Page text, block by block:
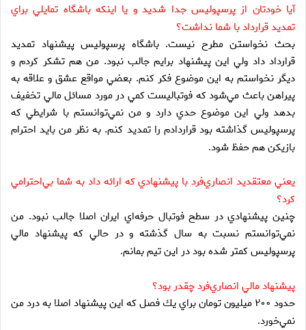
آيا خودتان از پرسپوليس جدا شديد و يا اينكه باشگاه تمايلي براي
تمديد قرارداد با شما نداشت؟
بحث نخواستن مطرح نيست. باشگاه پرسپوليس پيشنهاد تمديد
قرارداد داد ولي اين پيشنهاد برايم جالب نبود. من هم تشكر كردم و
ديگر نخواستم به اين موضوع فكر كنم. بعضي مواقع عشق و علاقه به
پيراهن باعث مي‌شود كه فوتباليست كمي در مورد مسائل مالي تخفيف
بدهد ولي اين موضوع حدي دارد و من نمي‌توانستم با شرايطي كه
پرسپوليس گذاشته بود قراردادم را تمديد كنم. به نظر من بايد احترام
بازيكن هم حفظ شود.
يعني معتقديد انصاري‌فرد با پيشنهادي كه ارائه داد به شما بي‌احترامي
كرد؟
چنين پيشنهادي در سطح فوتبال حرفه‌اي ايران اصلا جالب نبود. من
نمي‌توانستم نسبت به سال گذشته و در حالي كه پيشنهاد مالي
پرسپوليس كمتر شده بود در اين تيم بمانم.
پيشنهاد مالي انصاري‌فرد چقدر بود؟
حدود ۲۰۰ ميليون تومان براي يك فصل كه اين پيشنهاد اصلا به درد من
نمي‌خورد.